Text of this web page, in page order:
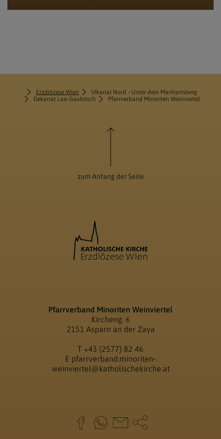
Erzdiözese Wien
Vikariat Nord - Unter dem Manhartsberg
Dekanat Laa-Gaubitsch
Pfarrverband Minoriten Weinviertel
zum Anfang der Seite
Pfarrverband Minoriten Weinviertel
Kircheng. 6
2151 Asparn an der Zaya
T +43 (2577) 82 46
E pfarrverband.minoriten-
weinviertel@katholischekirche.at